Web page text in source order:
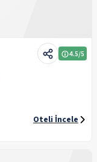
4.5/5
Oteli İncele